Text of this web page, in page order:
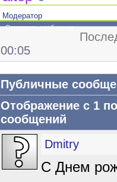
Модератор
Отправить сообщение
00:05
Публичные
Отображение с 1
сообщений
Dmitry
С Днем